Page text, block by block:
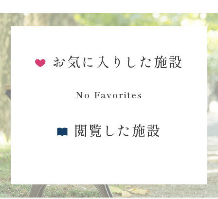
す。「私たちの関わり次第で入居者
らしく生活を送れるようにサービス
を提供していくように努めて参りま
症・介護・健康面での様々な情報を
＿＿
お気に入りした施設
No Favorites
閲覧した施設